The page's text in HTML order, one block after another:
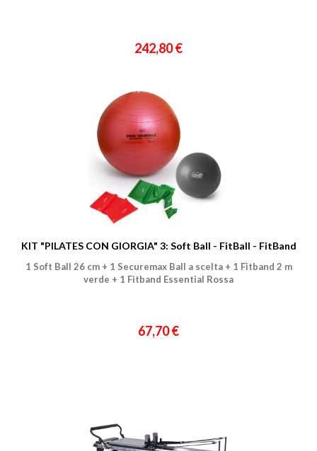
242,80 €
KIT "PILATES CON GIORGIA" 3: Soft Ball - FitBall - FitBand
1 Soft Ball 26 cm + 1 Securemax Ball a scelta + 1 Fitband 2 m
verde + 1 Fitband Essential Rossa
67,70 €